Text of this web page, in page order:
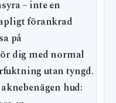
– inte en
förankrad
på
dig med normal
utan tyngd.
hud: